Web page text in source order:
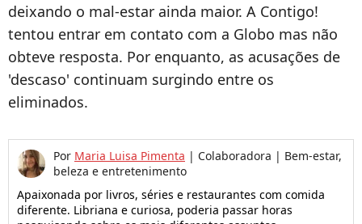
deixando o mal-estar ainda maior. A Contigo!
tentou entrar em contato com a Globo mas não
obteve resposta. Por enquanto, as acusações de
'descaso' continuam surgindo entre os
eliminados.
Por Maria Luisa Pimenta | Colaboradora | Bem-estar,
beleza e entretenimento
Apaixonada por livros, séries e restaurantes com comida
diferente. Libriana e curiosa, poderia passar horas